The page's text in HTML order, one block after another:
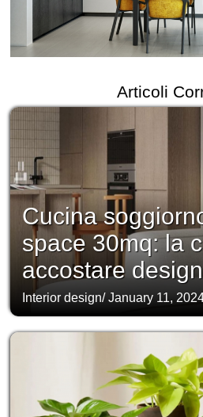
Articoli
Cucina
space 30mq: la
accostare
Interior design/January 11,